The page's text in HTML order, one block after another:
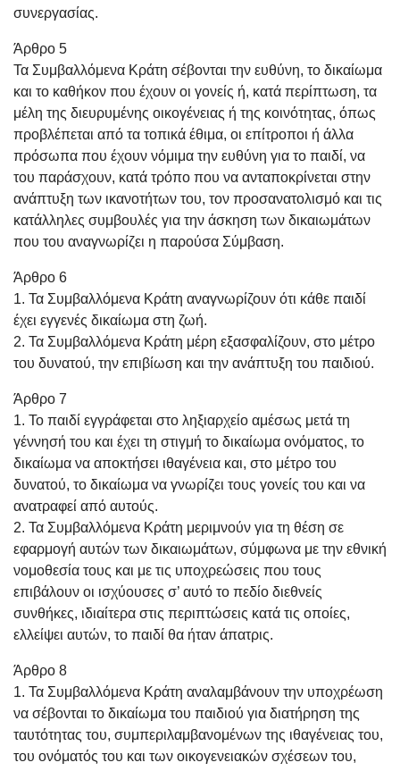
συνεργασίας.
Άρθρο 5
Τα Συμβαλλόμενα Κράτη σέβονται την ευθύνη, το δικαίωμα
και το καθήκον που έχουν οι γονείς ή, κατά περίπτωση, τα
μέλη της διευρυμένης οικογένειας ή της κοινότητας, όπως
προβλέπεται από τα τοπικά έθιμα, οι επίτροποι ή άλλα
πρόσωπα που έχουν νόμιμα την ευθύνη για το παιδί, να
του παράσχουν, κατά τρόπο που να ανταποκρίνεται στην
ανάπτυξη των ικανοτήτων του, τον προσανατολισμό και τις
κατάλληλες συμβουλές για την άσκηση των δικαιωμάτων
που του αναγνωρίζει η παρούσα Σύμβαση.
Άρθρο 6
1. Τα Συμβαλλόμενα Κράτη αναγνωρίζουν ότι κάθε παιδί
έχει εγγενές δικαίωμα στη ζωή.
2. Τα Συμβαλλόμενα Κράτη μέρη εξασφαλίζουν, στο μέτρο
του δυνατού, την επιβίωση και την ανάπτυξη του παιδιού.
Άρθρο 7
1. Το παιδί εγγράφεται στο ληξιαρχείο αμέσως μετά τη
γέννησή του και έχει τη στιγμή το δικαίωμα ονόματος, το
δικαίωμα να αποκτήσει ιθαγένεια και, στο μέτρο του
δυνατού, το δικαίωμα να γνωρίζει τους γονείς του και να
ανατραφεί από αυτούς.
2. Τα Συμβαλλόμενα Κράτη μεριμνούν για τη θέση σε
εφαρμογή αυτών των δικαιωμάτων, σύμφωνα με την εθνική
νομοθεσία τους και με τις υποχρεώσεις που τους
επιβάλουν οι ισχύουσες σ’ αυτό το πεδίο διεθνείς
συνθήκες, ιδιαίτερα στις περιπτώσεις κατά τις οποίες,
ελλείψει αυτών, το παιδί θα ήταν άπατρις.
Άρθρο 8
1. Τα Συμβαλλόμενα Κράτη αναλαμβάνουν την υποχρέωση
να σέβονται το δικαίωμα του παιδιού για διατήρηση της
ταυτότητας του, συμπεριλαμβανομένων της ιθαγένειας του,
του ονόματός του και των οικογενειακών σχέσεων του,